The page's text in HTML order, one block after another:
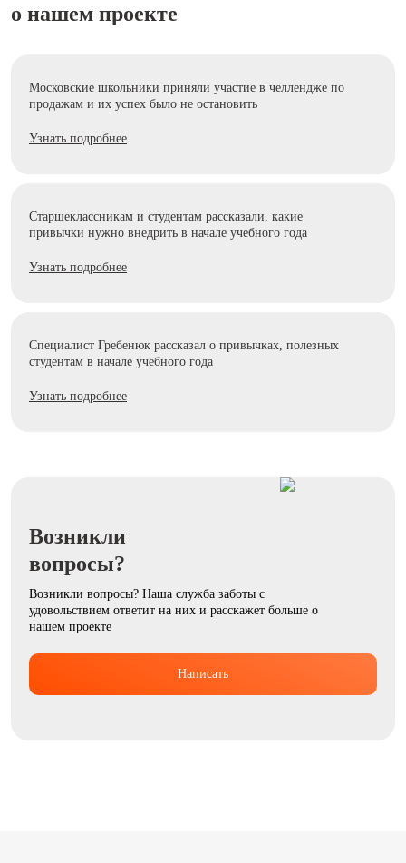
о нашем проекте
Московские школьники приняли участие в челлендже по
продажам и их успех было не остановить
Узнать подробнее
Старшеклассникам и студентам рассказали, какие
привычки нужно внедрить в начале учебного года
Узнать подробнее
Специалист Гребенюк рассказал о привычках, полезных
студентам в начале учебного года
Узнать подробнее
Возникли
вопросы?
Возникли вопросы? Наша служба заботы с
удовольствием ответит на них и расскажет больше о
нашем проекте
Написать